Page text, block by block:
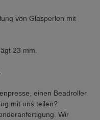
von Glasperlen mit
23 mm.
einen Beadroller
mit uns teilen?
Wir